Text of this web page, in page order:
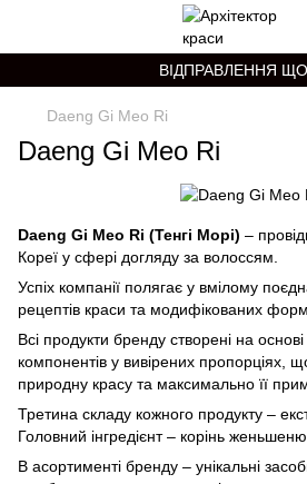
ВІДПРАВЛЕННЯ
Daeng Gi Meo Ri
Daeng Gi Meo Ri
Daeng Gi Meo Ri (Тенгі Морі) –
Кореї у сфері догляду за волоссям.
Успіх компанії полягає у вмілому
рецептів краси та модифікованих
Всі продукти бренду створені на
компонентів у вивірених пропорціях,
природну красу та максимально її
Третина складу кожного продукту –
Головний інгредієнт – корінь
В асортименті бренду – унікальні